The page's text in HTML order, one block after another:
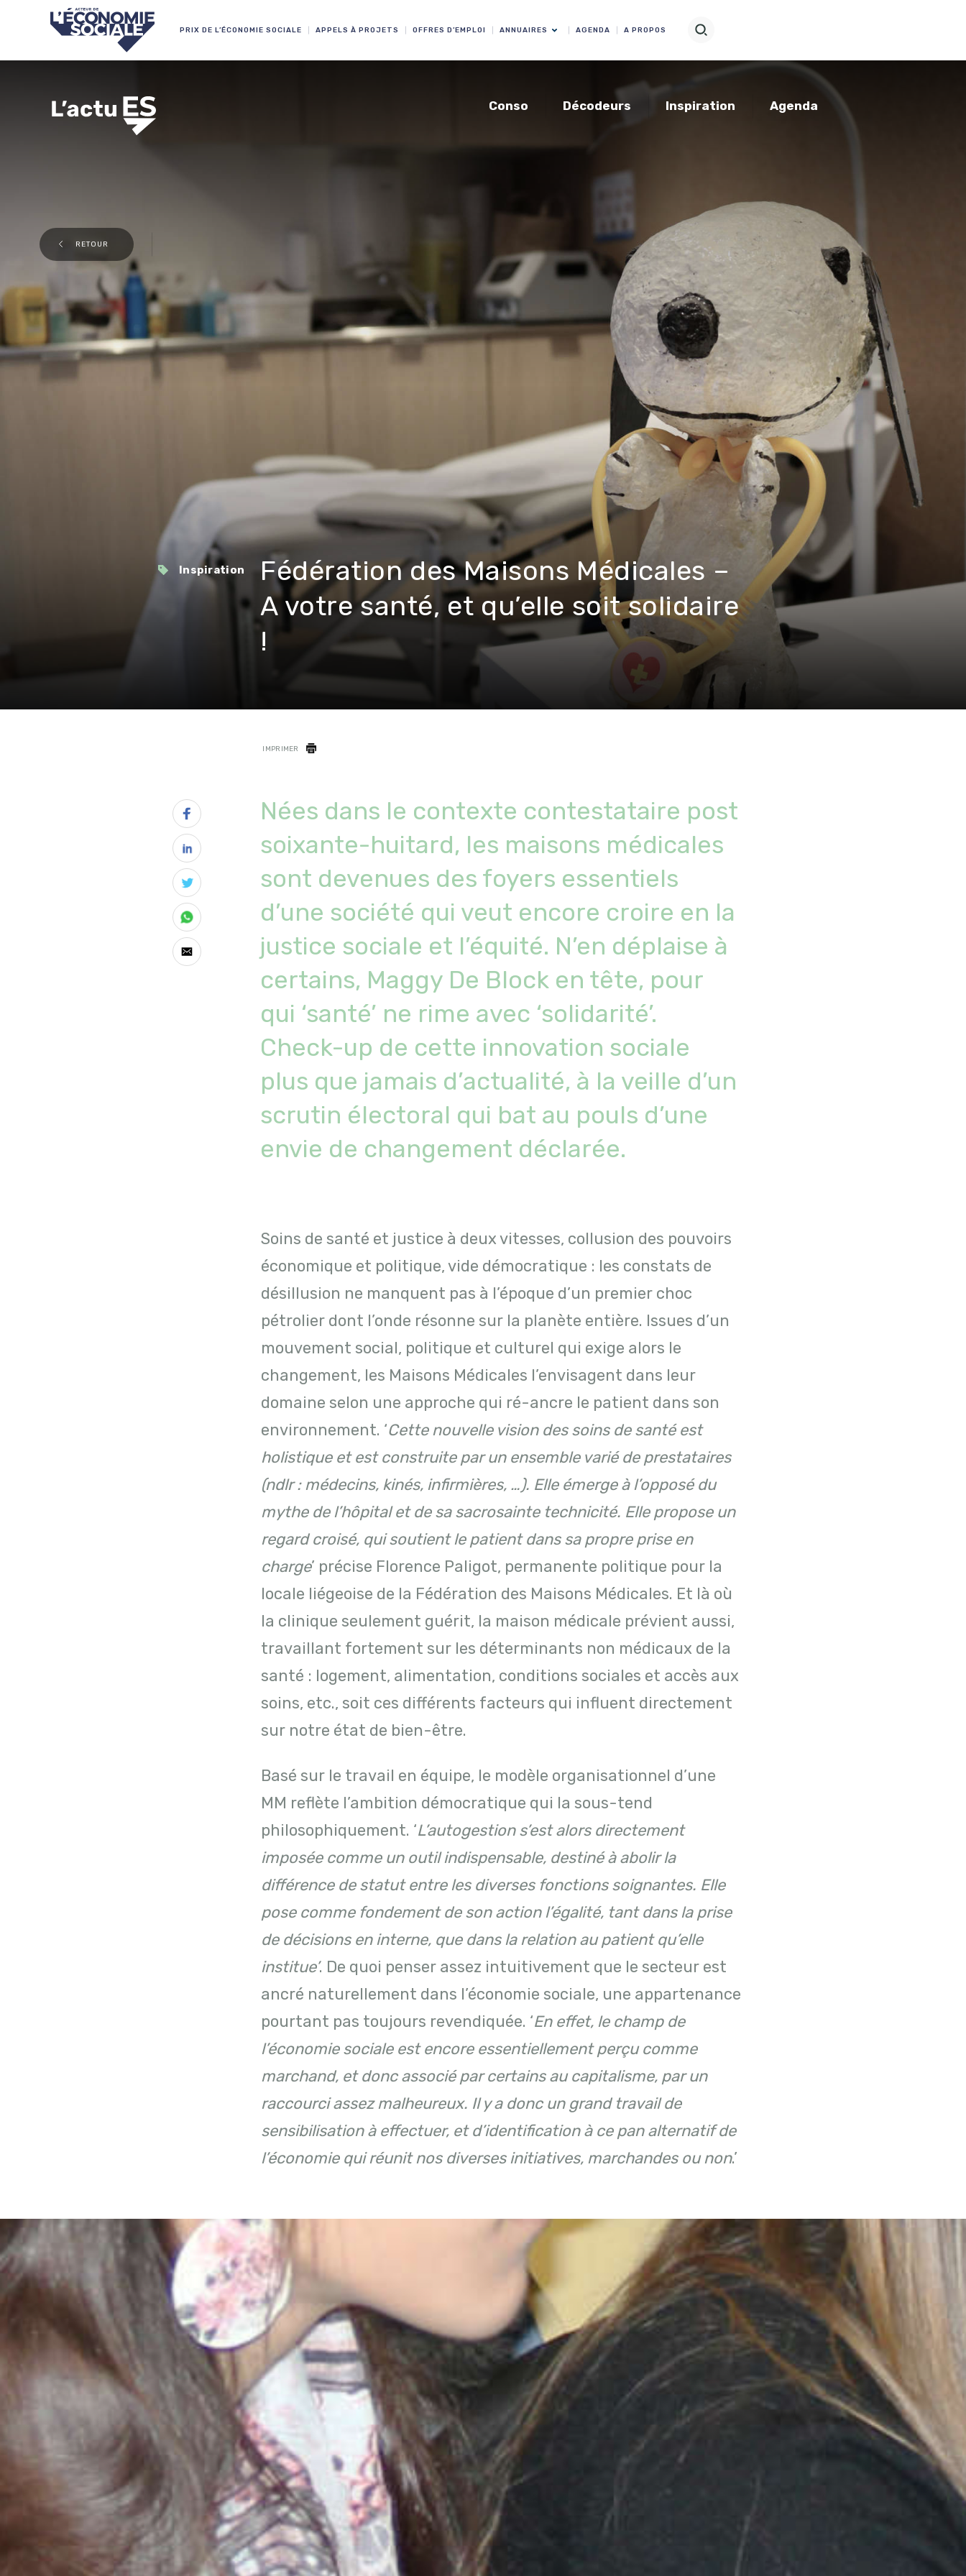
PRIX DE L’ÉCONOMIE SOCIALE APPELS À PROJETS OFFRES D’EMPLOI ANNUAIRES AGENDA A PROPOS
Conso Décodeurs Inspiration Agenda
RETOUR
Fédération des Maisons Médicales –
A votre santé, et qu’elle soit solidaire
!
Inspiration
IMPRIMER
Nées dans le contexte contestataire post
soixante-huitard, les maisons médicales
sont devenues des foyers essentiels
d’une société qui veut encore croire en la
justice sociale et l’équité. N’en déplaise à
certains, Maggy De Block en tête, pour
qui ‘santé’ ne rime avec ‘solidarité’.
Check-up de cette innovation sociale
plus que jamais d’actualité, à la veille d’un
scrutin électoral qui bat au pouls d’une
envie de changement déclarée.
Soins de santé et justice à deux vitesses, collusion des pouvoirs
économique et politique, vide démocratique : les constats de
désillusion ne manquent pas à l’époque d’un premier choc
pétrolier dont l’onde résonne sur la planète entière. Issues d’un
mouvement social, politique et culturel qui exige alors le
changement, les Maisons Médicales l’envisagent dans leur
domaine selon une approche qui ré-ancre le patient dans son
environnement. ‘Cette nouvelle vision des soins de santé est
holistique et est construite par un ensemble varié de prestataires
(ndlr : médecins, kinés, infirmières, …). Elle émerge à l’opposé du
mythe de l’hôpital et de sa sacrosainte technicité. Elle propose un
regard croisé, qui soutient le patient dans sa propre prise en
charge’ précise Florence Paligot, permanente politique pour la
locale liégeoise de la Fédération des Maisons Médicales. Et là où
la clinique seulement guérit, la maison médicale prévient aussi,
travaillant fortement sur les déterminants non médicaux de la
santé : logement, alimentation, conditions sociales et accès aux
soins, etc., soit ces différents facteurs qui influent directement
sur notre état de bien-être.
Basé sur le travail en équipe, le modèle organisationnel d’une
MM reflète l’ambition démocratique qui la sous-tend
philosophiquement. ‘L’autogestion s’est alors directement
imposée comme un outil indispensable, destiné à abolir la
différence de statut entre les diverses fonctions soignantes. Elle
pose comme fondement de son action l’égalité, tant dans la prise
de décisions en interne, que dans la relation au patient qu’elle
institue’. De quoi penser assez intuitivement que le secteur est
ancré naturellement dans l’économie sociale, une appartenance
pourtant pas toujours revendiquée. ‘En effet, le champ de
l’économie sociale est encore essentiellement perçu comme
marchand, et donc associé par certains au capitalisme, par un
raccourci assez malheureux. Il y a donc un grand travail de
sensibilisation à effectuer, et d’identification à ce pan alternatif de
l’économie qui réunit nos diverses initiatives, marchandes ou non.’